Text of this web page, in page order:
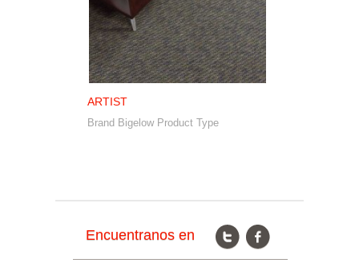
ARTIST
Brand Bigelow Product Type
Encuentranos en